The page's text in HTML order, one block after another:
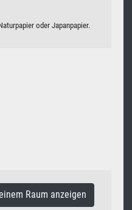
oder Japanpapier.
Raum anzeigen